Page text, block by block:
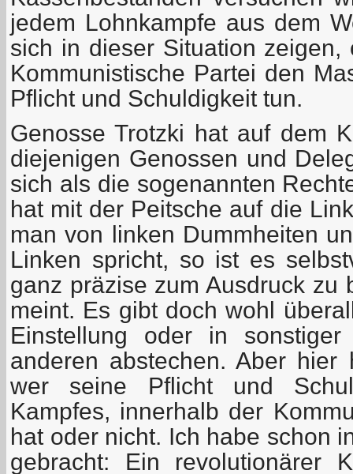
jedem Lohnkampfe aus dem
sich in dieser Situation
Kommunistische Partei den
Pflicht und Schuldigkeit tun.
Genosse Trotzki hat auf dem
diejenigen Genossen und
sich als die sogenannten
hat mit der Peitsche auf die
man von linken Dummheiten
Linken spricht, so ist es
ganz präzise zum Ausdruck zu
meint. Es gibt doch wohl
Einstellung oder in
anderen abstechen. Aber
wer seine Pflicht und
Kampfes, innerhalb der
hat oder nicht. Ich habe schon
gebracht: Ein revolutionärer